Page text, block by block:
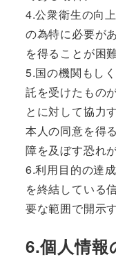
4.公衆衛生の向
の為特に必要が
を得ることが困
5.国の機関もし
託を受けたもの
とに対して協力
本人の同意を得
障を及ぼす恐れ
6.利用目的の達
を終結している
要な範囲で開示
6.個人情報